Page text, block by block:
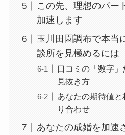
この先、理想のパー
加速します
玉川田園調布で本当
談所を見極めるには
口コミの「数字
見抜き方
あなたの期待値
り合わせ
あなたの成婚を加速